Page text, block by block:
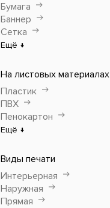
Бумага
Баннер
Сетка
Ещё ↓
На листовых материалах
Пластик
ПВХ
Пенокартон
Ещё ↓
Виды печати
Интерьерная
Наружная
Прямая